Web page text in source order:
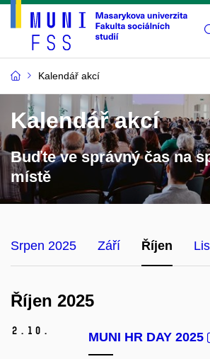
Kalendář akcí
Kalendář akcí
Buďte ve správný čas na
místě
Srpen 2025 Září Říjen
Říjen 2025
2. 10. MUNI HR DAY 2025